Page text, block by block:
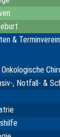
&
, Notfall- &